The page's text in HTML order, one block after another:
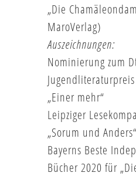
„Die
MaroVerlag)
Auszeichnungen:
Nominierung zum
„Einer mehr“
Leipziger
„Sorum und Anders“
Bayerns Beste
Bücher 2020 für